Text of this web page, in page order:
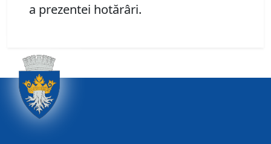
a prezentei hotărâri.